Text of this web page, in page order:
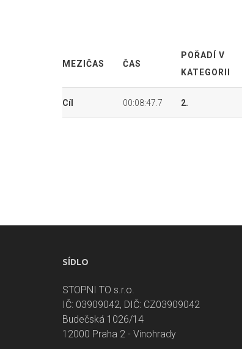
MEZIČAS ČAS
POŘADÍ V
KATEGORII
Cíl 00:08:47.7 2.
SÍDLO
STOPNI TO s.r.o.
IČ: 03909042, DIČ: CZ03909042
Budečská 1026/14
12000 Praha 2 - Vinohrady